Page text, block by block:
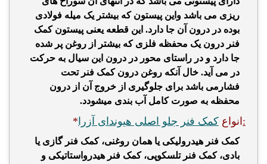
ریزی می باشد واین پیستون که بیشتر یک میله فولادی
بوده در درون آن جا دارد. این قطعه یعنی پیستون کمک
فنر درون یک محفظه فلزی که بیشتر از روغن پر شده
جا دارد و در راستای محور در درون این سیال به حرکت
در می آید. خال آنکه روغن درون کمک فنر تحت
فشارمی باشد برای جلوگیری از خروج آن از درون
محفظه به صورت کامل آب بندی میشودد.
*انواع کمک فنر جلو اصلی هیوندای آزرا :
کمک فنر هیدرولیکی یا همان روغنی، کمک فنر گازی یا
بادی، کمک فنر تلسکوپی، کمک فنر هیدرواستاتیکی و